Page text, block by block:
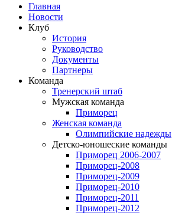
Главная
Новости
Клуб
История
Руководство
Документы
Партнеры
Команда
Тренерский штаб
Мужская команда
Приморец
Женская команда
Олимпийские надежды
Детско-юношеские команды
Приморец 2006-2007
Приморец-2008
Приморец-2009
Приморец-2010
Приморец-2011
Приморец-2012